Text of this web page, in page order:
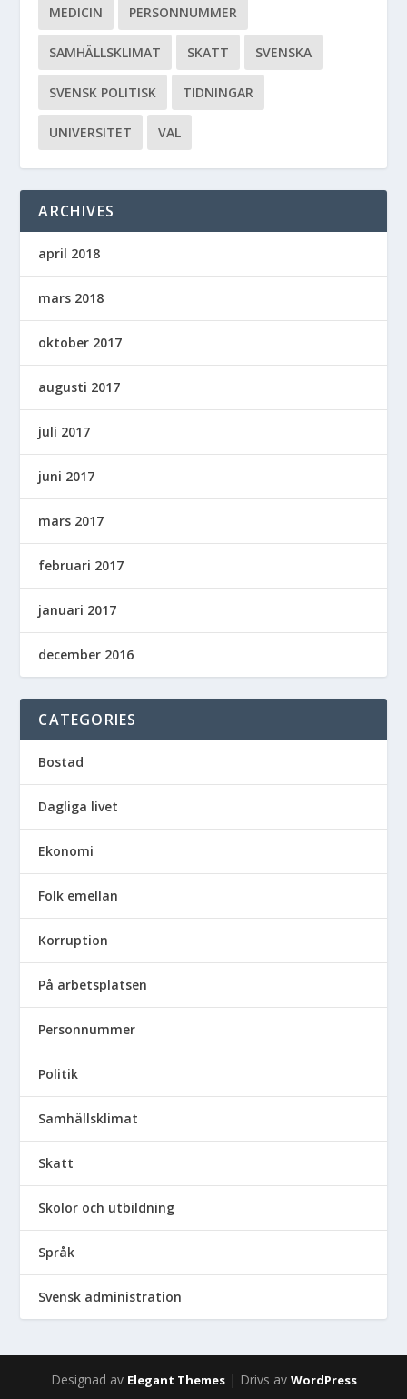
MEDICIN PERSONNUMMER
SAMHÄLLSKLIMAT SKATT SVENSKA
SVENSK POLITISK TIDNINGAR
UNIVERSITET VAL
ARCHIVES
april 2018
mars 2018
oktober 2017
augusti 2017
juli 2017
juni 2017
mars 2017
februari 2017
januari 2017
december 2016
CATEGORIES
Bostad
Dagliga livet
Ekonomi
Folk emellan
Korruption
På arbetsplatsen
Personnummer
Politik
Samhällsklimat
Skatt
Skolor och utbildning
Språk
Svensk administration
Designad av Elegant Themes| Drivs av WordPress